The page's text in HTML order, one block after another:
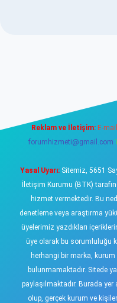
Reklam ve İletişim: E-
forumhizmeti@gmail.com
Yasal Uyarı:Sitemiz, 5651
İletişim Kurumu (BTK)
hizmet vermektedir. Bu
denetleme veya araştırma
üyelerimiz yazdıkları
üye olarak bu sorumluluğu
herhangi bir marka, kurum
bulunmamaktadır. Sitede
paylaşılmaktadır. Burada
olup, gerçek kurum ve